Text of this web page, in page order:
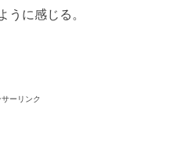
うに感じる。
ーリンク